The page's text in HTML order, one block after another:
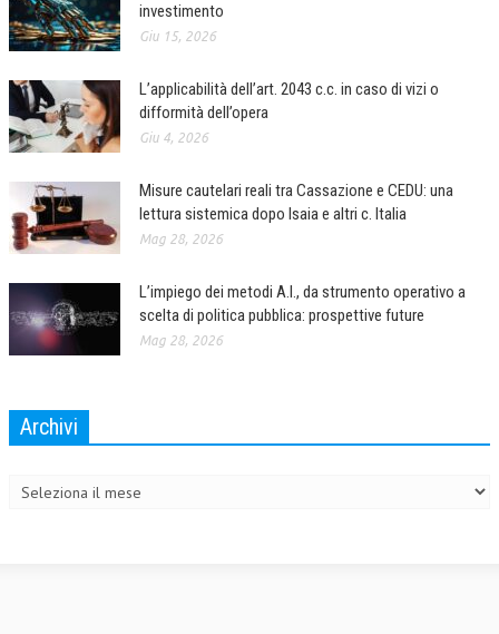
REDAZIONE
PEER REVIEW
CODICE ETICO
AUTORI
ECONOMIA
CORPORATE SOCIAL RESPONSIBILITY
ECONOMIA DELL’ARTE
INTERNAZIONALIZZAZIONE
RISORSE UMANE
investimento
Giu 15, 2026
L’applicabilità dell’art. 2043 c.c. in caso di vizi o
difformità dell’opera
Giu 4, 2026
Misure cautelari reali tra Cassazione e CEDU: una
lettura sistemica dopo Isaia e altri c. Italia
Mag 28, 2026
L’impiego dei metodi A.I., da strumento operativo a
scelta di politica pubblica: prospettive future
Mag 28, 2026
Archivi